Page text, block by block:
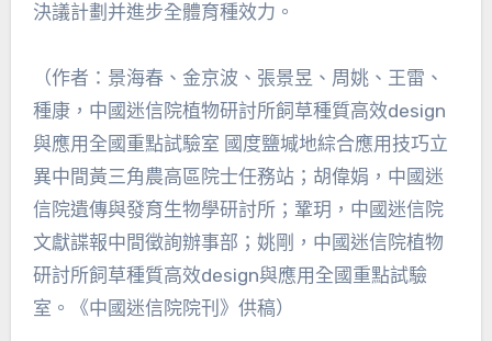
決議計劃并進步全體育種效力。
（作者：景海春、金京波、張景昱、周姚、王雷、
種康，中國迷信院植物研討所飼草種質高效design
與應用全國重點試驗室 國度鹽堿地綜合應用技巧立
異中間黃三角農高區院士任務站；胡偉娟，中國迷
信院遺傳與發育生物學研討所；鞏玥，中國迷信院
文獻諜報中間徵詢辦事部；姚剛，中國迷信院植物
研討所飼草種質高效design與應用全國重點試驗
室。《中國迷信院院刊》供稿）